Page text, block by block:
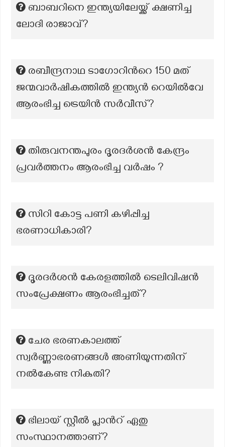
ബാബറിനെ ഇന്ത്യയിലേയ്ക്ക് ക്ഷണിച്ച
ലോദി രാജാവ്?
രബീന്ദ്രനാഥ ടാഗോറിന്‍റെ 150 മത്
ജന്മവാർഷികത്തിൽ ഇന്ത്യൻ റെയിൽവേ
ആരംഭിച്ച ട്രെയിൻ സർവീസ്?
തിരുവനന്തപുരം ദൂരദർശൻ കേന്ദ്രം
പ്രവർത്തനം ആരംഭിച്ച വർഷം ?
സിറി കോട്ട പണി കഴിപ്പിച്ച
ഭരണാധികാരി?
ദൂരദര്‍ശന്‍ കേരളത്തില്‍ ടെലിവിഷന്‍
സംപ്രേക്ഷണം ആരംഭിച്ചത്?
ചേര ഭരണകാലത്ത്
സ്വർണ്ണാഭരണങ്ങൾ അണിയുന്നതിന്
നൽകേണ്ട നികുതി?
ഭിലായ് സ്റ്റീൽ പ്ലാൻറ്‌ ഏതു
സംസ്ഥാനത്താണ്?